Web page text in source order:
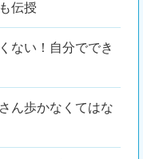
伝授
ない！自分ででき
ん歩かなくてはな